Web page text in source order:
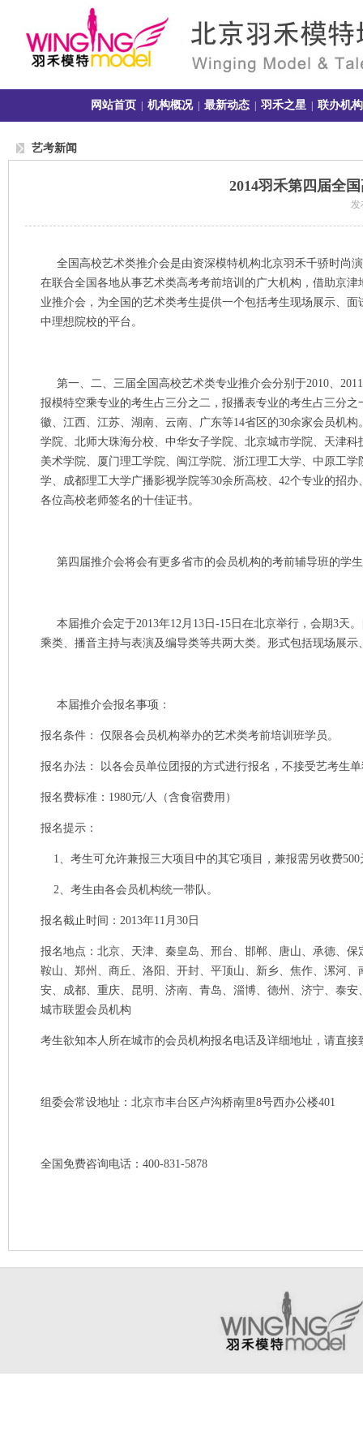
网站首页 机构概况| 最新动态 羽禾之星 联办机构
艺考新闻
2014羽禾第四届全
发
全国高校艺术类推介会是由资深模特机构北京羽禾千骄时尚
在联合全国各地从事艺术类高考考前培训的广大机构，借助京
业推介会，为全国的艺术类考生提供一个包括考生现场展示、
中理想院校的平台。
第一、二、三届全国高校艺术类专业推介会分别于2010、
报模特空乘专业的考生占三分之二，报播表专业的考生占三分
徽、江西、江苏、湖南、云南、广东等14省区的30余家会员机
学院、北师大珠海分校、中华女子学院、北京城市学院、天津
美术学院、厦门理工学院、闽江学院、浙江理工大学、中原工
学、成都理工大学广播影视学院等30余所高校、42个专业的招
各位高校老师签名的十佳证书。
第四届推介会将会有更多省市的会员机构的考前辅导班的学
本届推介会定于2013年12月13日-15日在北京举行，会期3天
乘类、播音主持与表演及编导类等共两大类。形式包括现场展
本届推介会报名事项：
报名条件： 仅限各会员机构举办的艺术类考前培训班学员。
报名办法： 以各会员单位团报的方式进行报名，不接受艺考生
报名费标准：1980元/人（含食宿费用）
报名提示：
1、考生可允许兼报三大项目中的其它项目，兼报需另收费500
2、考生由各会员机构统一带队。
报名截止时间：2013年11月30日
报名地点：北京、天津、秦皇岛、邢台、邯郸、唐山、承德、
鞍山、郑州、商丘、洛阳、开封、平顶山、新乡、焦作、漯河
安、成都、重庆、昆明、济南、青岛、淄博、德州、济宁、泰
城市联盟会员机构
考生欲知本人所在城市的会员机构报名电话及详细地址，请直
组委会常设地址：北京市丰台区卢沟桥南里8号西办公楼401
全国免费咨询电话：400-831-5878